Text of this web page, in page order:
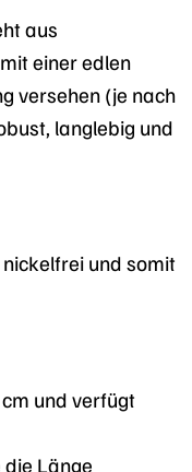
aus
einer edlen
versehen (je nach
langlebig und
und somit
und verfügt
Länge